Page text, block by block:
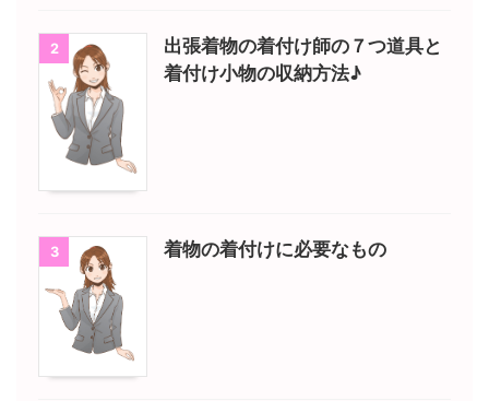
2
出張着物の着付け師の７つ道具と
着付け小物の収納方法♪
3 着物の着付けに必要なもの